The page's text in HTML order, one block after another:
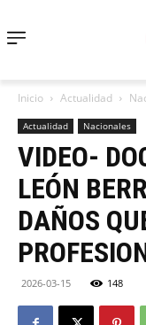
Inicio Actualidad
Actualidad Nacionales
VIDEO-
LEÓN
DAÑOS
2026-03-15 148